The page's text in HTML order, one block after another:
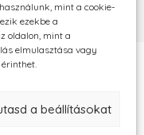
mint a cookie-
ezekbe a
oldalon, mint a
elmulasztása vagy
a beállításokat
tájékoztató